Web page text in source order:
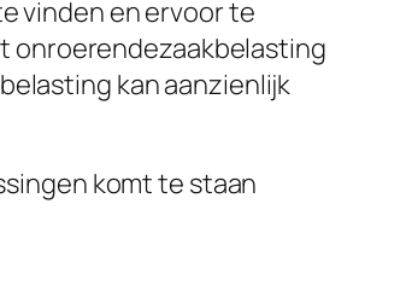
vinden en ervoor te
onroerendezaakbelasting
kan aanzienlijk
komt te staan